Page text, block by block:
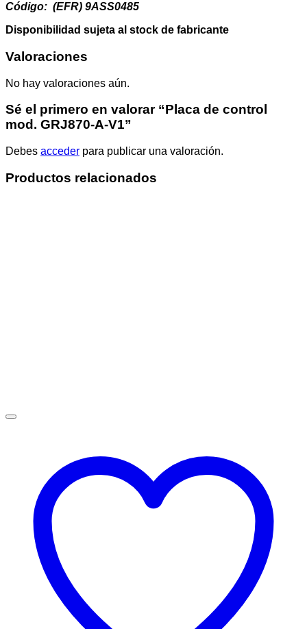
Código: (EFR) 9ASS0485
Disponibilidad sujeta al stock de fabricante
Valoraciones
No hay valoraciones aún.
Sé el primero en valorar “Placa de control
mod. GRJ870-A-V1”
Debes acceder para publicar una valoración.
Productos relacionados